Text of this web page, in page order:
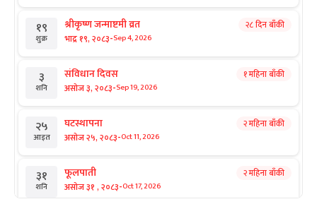
१९
शुक्र
श्रीकृष्ण जन्माष्टमी व्रत
भाद्र १९, २०८३-Sep 4, 2026
२८ दिन बाँकी
३
शनि
संविधान दिवस
असोज ३, २०८३-Sep 19, 2026
१ महिना बाँकी
२५
आइत
घटस्थापना
असोज २५, २०८३-Oct 11, 2026
२ महिना बाँकी
३१
शनि
फूलपाती
असोज ३१ , २०८३-Oct 17, 2026
२ महिना बाँकी